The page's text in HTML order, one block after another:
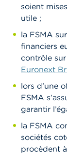
soient
utile ;
la FSMA
financiers
contrôle
Euronext
lors d’une
FSMA
garantir
la FSMA
sociétés
procèdent